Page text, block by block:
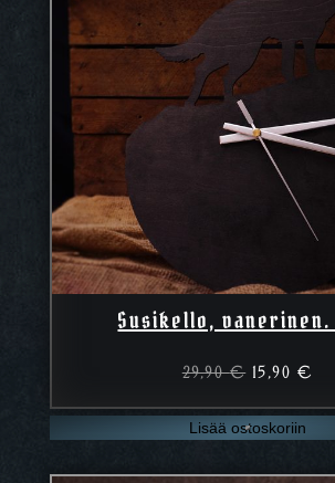
Susikello, vanerinen.
29,90€
oli:
29,90 €.
15,90 €
Lisää ostoskoriin